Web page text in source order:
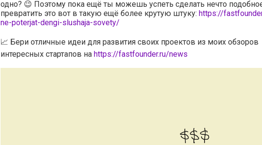
одно? 😉 Поэтому пока ещё ты можешь успеть сделать нечто
превратить это вот в такую ещё более крутую штуку: https://
ne-poterjat-dengi-slushaja-sovety/
📈 Бери отличные идеи для развития своих проектов из моих обзоров
интересных стартапов на https://fastfounder.ru/news